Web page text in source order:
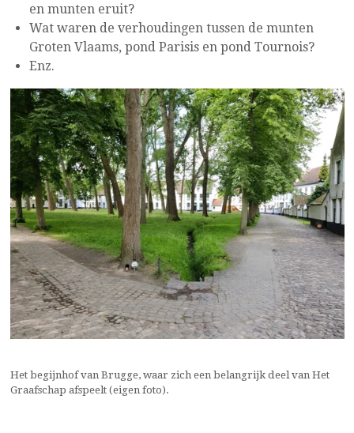
en munten eruit?
Wat waren de verhoudingen tussen de munten
Groten Vlaams, pond Parisis en pond Tournois?
Enz.
Het begijnhof van Brugge, waar zich een belangrijk deel van Het
Graafschap afspeelt (eigen foto).